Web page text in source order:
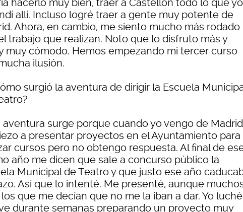
hacerlo muy bien, traer a Castellón todo lo que yo
allí. Incluso logré traer a gente muy potente de
Ahora, en cambio, me siento mucho más rodado
trabajo que realizan. Noto que lo disfruto más y
muy cómodo. Hemos empezando mi tercer curso
ilusión.
surgió la aventura de dirigir la Escuela
aventura surge porque cuando yo vengo de Madrid
a presentar proyectos en el Ayuntamiento para
cursos pero no obtengo respuesta. Al final de
año me dicen que sale a concurso público la
Municipal de Teatro y que justo ese año
Así que lo intenté. Me presenté, aunque
que me decían que no me la iban a dar. Yo
durante semanas preparando un proyecto muy